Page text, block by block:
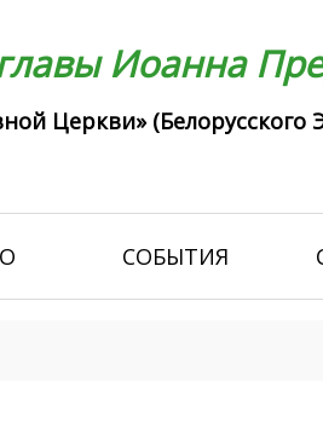
Иоанна
Церкви» (Белорусского
СОБЫТИЯ